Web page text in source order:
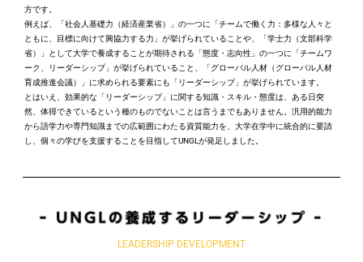
方です。
例えば、「社会人基礎力（経済産業省）」の一つに「チームで働く力：多様な人々と
ともに、目標に向けて興協力する力」が挙げられていることや、「学士力（文部科学
省）」として大学で養成することが期待される「態度・志向性」の一つに「チームワ
ーク、リーダーシップ」が挙げられていること、「グローバル人材（グローバル人材
育成推進会議）」に求められる要素にも「リーダーシップ」が挙げられています。
とはいえ、効果的な「リーダーシップ」に関する知識・スキル・態度は、ある日突
然、体得できているという種のものでないことは言うまでもありません。汎用的能力
から語学力や専門知識までの広範囲にわたる資質能力を、大学在学中に統合的に要請
し、個々の学びを支援することを目指してUNGL が発足しました。
LEADERSHIP DEVELOPMENT